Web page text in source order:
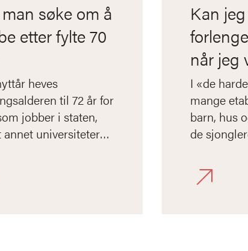
søke om å
etter fylte 70
heves
til 72 år for
jobber i staten,
annet universiteter
Kan
når jeg
barn?
I «de
mange
barn, hus
de
alle
har like